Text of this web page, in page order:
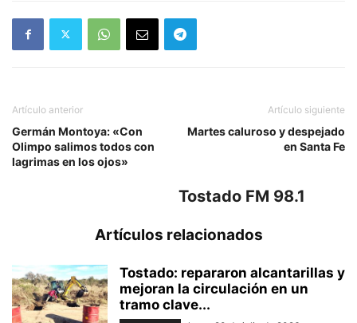
Artículo anterior
Germán Montoya: «Con
Olimpo salimos todos con
lagrimas en los ojos»
Artículo siguiente
Martes caluroso y despejado
en Santa Fe
Tostado FM 98.1
Artículos relacionados
Tostado: repararon alcantarillas y
mejoran la circulación en un
tramo clave...